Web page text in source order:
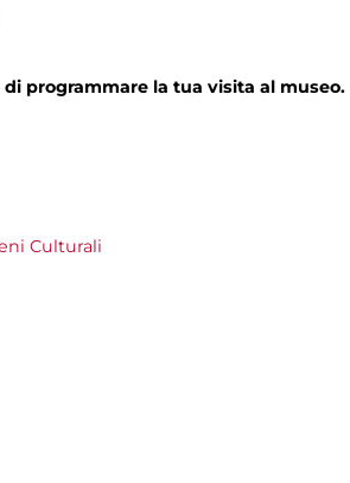
di programmare la tua visita al museo.
Culturali